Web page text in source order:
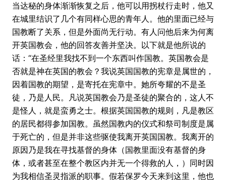
当达秘的身体渐渐恢复之后，他可以用拐杖行走时，他又
在城里结识了几个有同样心思的青年人。他的里面已经与
国教断了关系，但是外面尚无行动。有人问他后来为何离
开英国教会，他的回答友善并坚决。以下就是他所说的
话：“在圣经里我找不到一个东西叫作国教。英国教会是
否就是神在英国的教会？我说英国国教的宪章是属世的，
因着国教的期望，是寄托在宪章中。她所夸耀的不是圣
徒，乃是人民。凡说英国教会乃是圣徒的聚合的，这人不
是怪人，就是蛮勇之士。根据英国国教的规则，凡是教区
的居民都得参加国教。虽然国教内的仪式和祭司制度是属
于死亡的，但是并非这些驱使我离开英国国教。我离开的
原因乃是我在寻找基督的身体（国教里面没有基督的身
体，或者甚至在整个教区内并无一个得救的人，）同时因
为我相信圣灵指派的职事。假若保罗今天来到这里，他也